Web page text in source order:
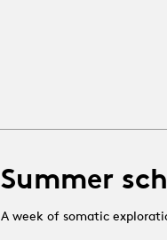
Summer
A week of somatic